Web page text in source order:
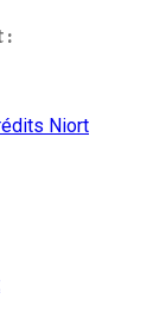
:
Niort